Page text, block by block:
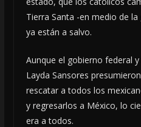
Tierra Santa -en medio de
ya están a salvo.
Aunque el gobierno federal
Layda Sansores
rescatar a todos los
y regresarlos a México, lo
era a todos.